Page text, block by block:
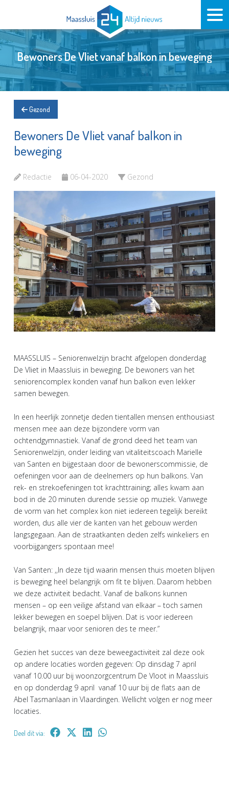
Bewoners De Vliet vanaf balkon in beweging
Gezond
Bewoners De Vliet vanaf balkon in
beweging
Redactie 06-04-2020 Gezond
MAASSLUIS – Seniorenwelzijn bracht afgelopen donderdag
De Vliet in Maassluis in beweging. De bewoners van het
seniorencomplex konden vanaf hun balkon even lekker
samen bewegen.
In een heerlijk zonnetje deden tientallen mensen enthousiast
mensen mee aan deze bijzondere vorm van
ochtendgymnastiek. Vanaf de grond deed het team van
Seniorenwelzijn, onder leiding van vitaliteitscoach Marielle
van Santen en bijgestaan door de bewonerscommissie, de
oefeningen voor aan de deelnemers op hun balkons. Van
rek- en strekoefeningen tot krachttraining; alles kwam aan
bod in de 20 minuten durende sessie op muziek. Vanwege
de vorm van het complex kon niet iedereen tegelijk bereikt
worden, dus alle vier de kanten van het gebouw werden
langsgegaan. Aan de straatkanten deden zelfs winkeliers en
voorbijgangers spontaan mee!
Van Santen: ,,In deze tijd waarin mensen thuis moeten blijven
is beweging heel belangrijk om fit te blijven. Daarom hebben
we deze activiteit bedacht. Vanaf de balkons kunnen
mensen – op een veilige afstand van elkaar – toch samen
lekker bewegen en soepel blijven. Dat is voor iedereen
belangrijk, maar voor senioren des te meer.”
Gezien het succes van deze beweegactiviteit zal deze ook
op andere locaties worden gegeven: Op dinsdag 7 april
vanaf 10.00 uur bij woonzorgcentrum De Vloot in Maassluis
en op donderdag 9 april vanaf 10 uur bij de flats aan de
Abel Tasmanlaan in Vlaardingen. Wellicht volgen er nog meer
locaties.
Deel dit via: